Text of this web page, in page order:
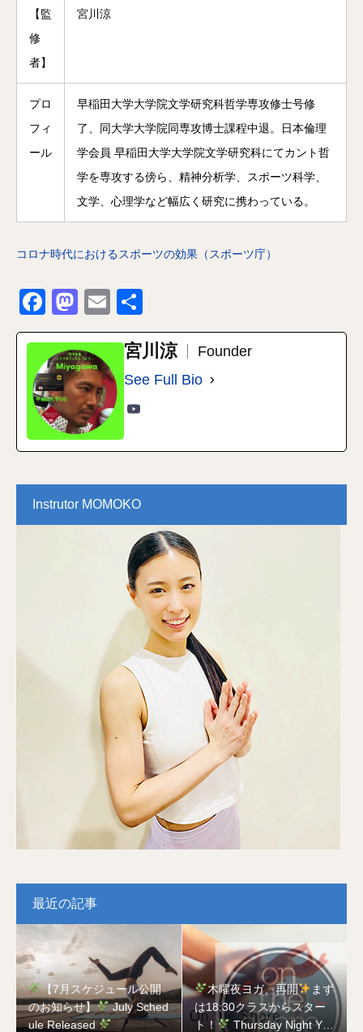
【監
修
者】
宮川涼
プロ
フィ
ール
早稲田大学大学院文学研究科哲学専攻修士号修
了、同大学大学院同専攻博士課程中退。日本倫理
学会員 早稲田大学大学院文学研究科にてカント哲
学を専攻する傍ら、精神分析学、スポーツ科学、
文学、心理学など幅広く研究に携わっている。
コロナ時代におけるスポーツの効果（スポーツ庁）
Facebook
Mastodon
Email
有
宮川涼
Founder
See Full Bio
Instrutor MOMOKO
最近の記事
【7月スケジュール公開
のお知らせ】
July Sched
ule Released
木曜夜ヨガ、再開
まず
は18:30クラスからスター
ト！
Thursday Night Yog